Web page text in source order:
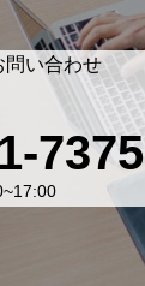
問い合わせ
7375